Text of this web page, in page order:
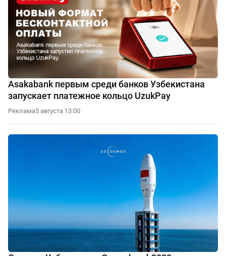
Asakabank первым среди банков Узбекистана
запускает платежное кольцо UzukPay
Реклама5 августа 13:00